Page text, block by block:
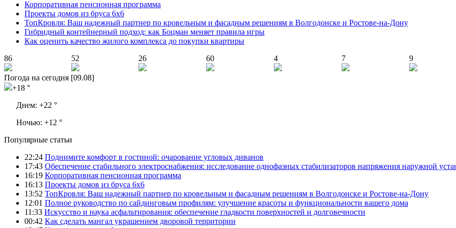
Корпоративная пенсионная программа
Проекты домов из бруса 6х6
ТопКровля: Ваш надежный партнер по кровельным и фасадным решениям в Волгодонске и Ростове-на-Дону
Гибридный контейнерный подход: как Боцман меняет правила игры
Как оценить качество жилого комплекса до покупки квартиры
86
52 26 60 4 7 9
Погода на сегодня [09.08]
+18 °
Днем: +22 °
Ночью: +12 °
Популярные статьи
22:24 Поднимите комфорт в гостиной: очарование угловых диванов
17:43 Обеспечение стабильного электроснабжения: исследование однофазных стабилизаторов напряжения наружной
16:19 Корпоративная пенсионная программа
16:13 Проекты домов из бруса 6х6
13:52 ТопКровля: Ваш надежный партнер по кровельным и фасадным решениям в Волгодонске и Ростове-на-Дону
12:01 Полное руководство по сайдинговым профилям: улучшение красоты и функциональности вашего дома
11:33 Искусство и наука асфальтирования: обеспечение гладкости поверхностей и долговечности
00:42 Как сделать мангал украшением дворовой территории